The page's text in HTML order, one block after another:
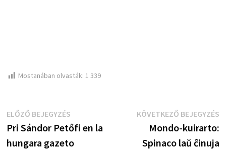
Mostanában olvasták: 1 339
Bejegyzés
navigáció
ELŐZŐ BEJEGYZÉSElőző
bejegyzés:
Pri Sándor Petőfi en la
hungara gazeto
KÖVETKEZŐ BEJEGYZÉS
Mondo-kuirarto:
Spinaco laŭ ĉinuja